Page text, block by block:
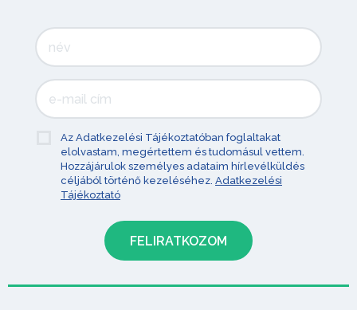
Az Adatkezelési Tájékoztatóban foglaltakat
elolvastam, megértettem és tudomásul vettem.
Hozzájárulok személyes adataim hírlevélküldés
céljából történő kezeléséhez. Adatkezelési
Tájékoztató